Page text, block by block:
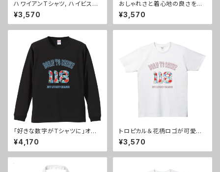
ハワイアンTシャツ, ハイビスカ
スの水彩画風にMoani（モアニ）
を添えた、薄手のトロピカルムー
ドあふれるデザインVネックTシ
¥3,570
おしゃれさと着心地の良さを兼
ね備えた、当店自慢の「Sunse
t」デザイン半袖Tシャツ横長白
¥3,570
「好きな数字がTシャツに」オシ
ャレなロゴと花柄の数字118が
可愛いリブ付き長袖Tシャツ。黒/
青文字
¥4,170
トロピカル＆花柄ロゴが可愛い！
好きな数字で作れる薄手Tシャ
ツ《118／白/ピンク文字》
¥3,570